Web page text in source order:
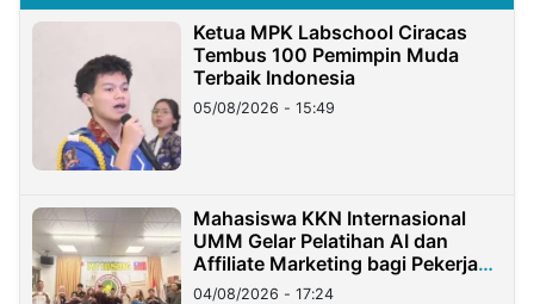
Ketua MPK Labschool Ciracas
Tembus 100 Pemimpin Muda
Terbaik Indonesia
05/08/2026 - 15:49
Mahasiswa KKN Internasional
UMM Gelar Pelatihan AI dan
Affiliate Marketing bagi Pekerja
Migran Indonesia di Taiwan
04/08/2026 - 17:24